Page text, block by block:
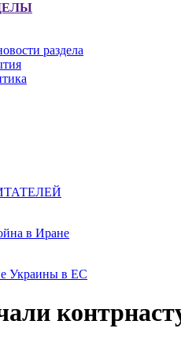
раздела
в Иране
Украины в ЕС